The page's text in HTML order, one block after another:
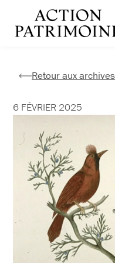
contenu
Retour aux archives
6 FÉVRIER 2025